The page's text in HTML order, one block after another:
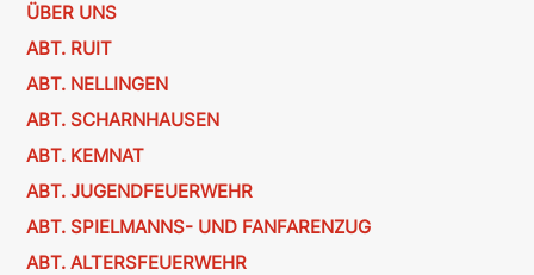
ÜBER UNS
ABT. RUIT
ABT. NELLINGEN
ABT. SCHARNHAUSEN
ABT. KEMNAT
ABT. JUGENDFEUERWEHR
ABT. SPIELMANNS- UND FANFARENZUG
ABT. ALTERSFEUERWEHR